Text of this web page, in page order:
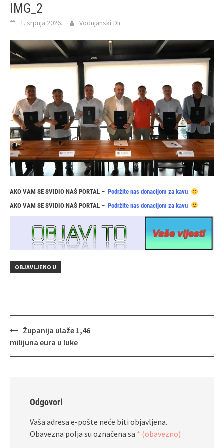
IMG_2
1. srpnja 2026. Vodnjanski Đir
AKO VAM SE SVIDIO NAŠ PORTAL – Podržite nas donacijom za kavu
AKO VAM SE SVIDIO NAŠ PORTAL – Podržite nas donacijom za kavu
OBJAVLJENO U
Navigacija
objava
Županija ulaže 1,46
milijuna eura u luke
Odgovori
Vaša adresa e-pošte neće biti objavljena.
Obavezna polja su označena sa * (obavezno)